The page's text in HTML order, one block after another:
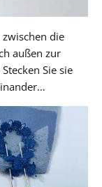
die
außen zur
Sie sie